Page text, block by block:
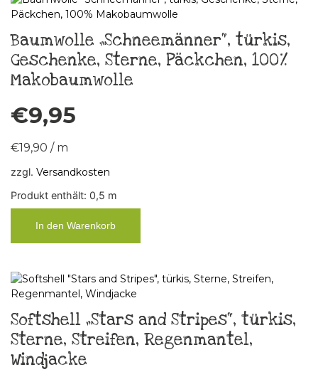
Baumwolle „Schneemänner“, türkis,
Geschenke, Sterne, Päckchen, 100%
Makobaumwolle
€9,95
€19,90 / m
zzgl. Versandkosten
Produkt enthält: 0,5 m
In den Warenkorb
Softshell „Stars and Stripes“, türkis,
Sterne, Streifen, Regenmantel,
Windjacke